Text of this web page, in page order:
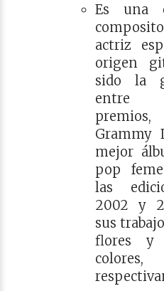
Es una
actriz
origen
sido la
entre
Grammy
mejor
pop
las
2002 y
sus
flores
colores,